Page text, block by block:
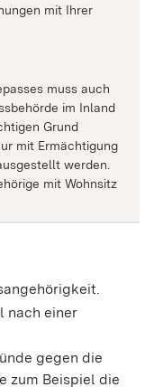
mit Ihrer
muss auch
im Inland
Grund
mit Ermächtigung
werden.
mit Wohnsitz
nach einer
gegen die
zum Beispiel die